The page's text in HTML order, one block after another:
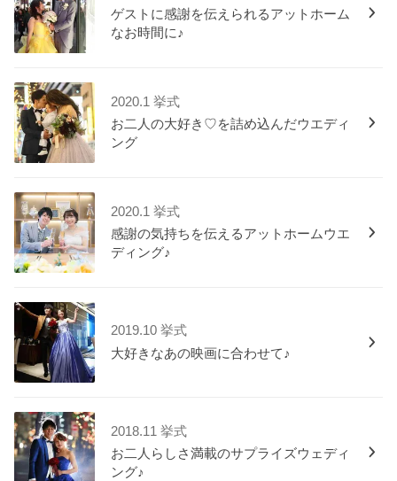
ゲストに感謝を伝えられるアットホーム
なお時間に♪
2020.1 挙式
お二人の大好き♡を詰め込んだウエディ
ング
2020.1 挙式
感謝の気持ちを伝えるアットホームウエ
ディング♪
2019.10 挙式
大好きなあの映画に合わせて♪
2018.11 挙式
お二人らしさ満載のサプライズウェディ
ング♪